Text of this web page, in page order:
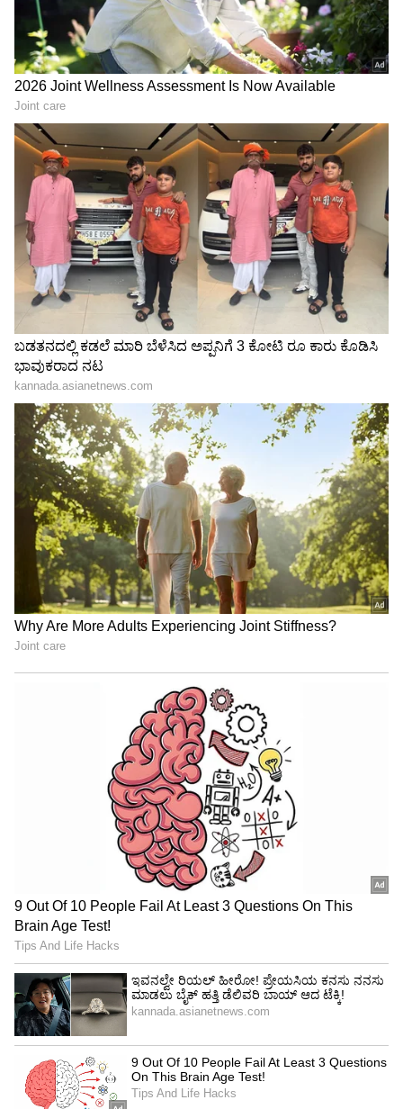
Nagarbhavi schoking:
ಬಿರಿಯಾನಿಗೆ ಚಟ್ನಿ ಕೊಡದಿದ್ದಕ್ಕೆ
ಪುಂಡರು!
ನೀನು ಕೊಲ್ಲದಿದ್ರೆ ಗಂಡನ ನಾನೇ
ಬೆಂಗಳೂರಲ್ಲಿ ಪಾಪಿ ಪತಿಯಿಂದ
ಪೈಶಾಚಿಕ ಕೃತ್ಯ.. ಪತ್ನಿಯ ಜೀವ
ತೆಗೆದು ಮೋರಿಗೆ ಎಸೆದ! ಕಾರಣ?
ಅವನು ಸತ್ತರೂ ಹೆಂಡತಿಯ ಪತ್ತೆ
ಇಲ್ಲ: ಸೂಸೈಡ್​​ ಕೇಸ್​​ನಲ್ಲಿ ಟ್ವಿಸ್ಟ್​
ಮೇಲೆ ಟ್ವಿಸ್ಟ್!
LATEST VIDEOS
"ರಾಜಕೀಯ ಬೇಡ, ಸಿನಿಮಾನೇ ಪ್ರಾಣ":
ಕನಕೋತ್ಸವದಲ್ಲಿ ರಿಷಬ್ ಶೆಟ್ಟಿ | Rishab
Shetty speech | Suvarna News
ಶೇ.50 ರಿಂದ ಶೇ.18 ಕ್ಕೆ TAX ಇಳಿಕೆ: ಮೋದಿ-
ಟ್ರಂಪ್ ಐತಿಹಾಸಿಕ ಒಪ್ಪಂದ | India US
Trade Deal | Party Rounds